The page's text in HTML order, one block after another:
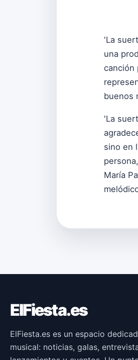
'La
una
canción
buenos
'La
sino en
María
ElFiesta.es
ElFiesta.es es un espacio
musical: noticias, galas,